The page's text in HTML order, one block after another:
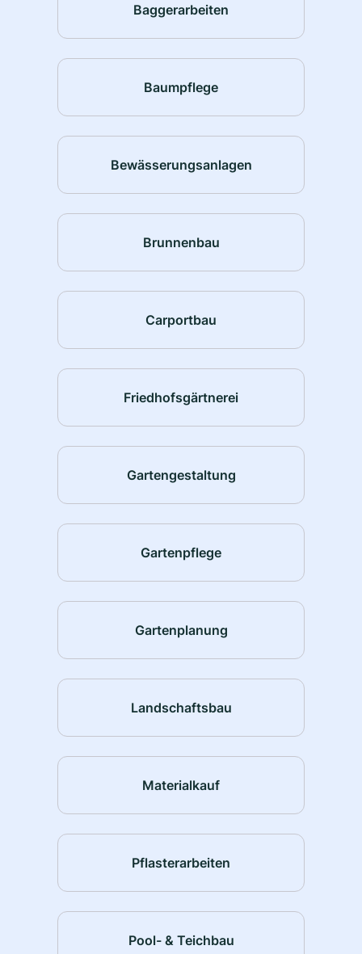
Baggerarbeiten
Baumpflege
Bewässerungsanlagen
Brunnenbau
Carportbau
Friedhofsgärtnerei
Gartengestaltung
Gartenpflege
Gartenplanung
Landschaftsbau
Materialkauf
Pflasterarbeiten
Pool- & Teichbau